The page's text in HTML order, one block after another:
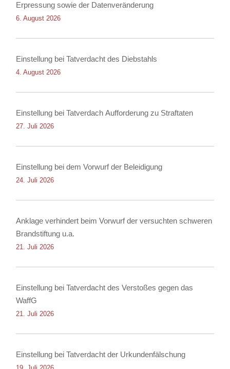
Erpressung sowie der Datenveränderung
6. August 2026
Einstellung bei Tatverdacht des Diebstahls
4. August 2026
Einstellung bei Tatverdach Aufforderung zu Straftaten
27. Juli 2026
Einstellung bei dem Vorwurf der Beleidigung
24. Juli 2026
Anklage verhindert beim Vorwurf der versuchten schweren
Brandstiftung u.a.
21. Juli 2026
Einstellung bei Tatverdacht des Verstoßes gegen das
WaffG
21. Juli 2026
Einstellung bei Tatverdacht der Urkundenfälschung